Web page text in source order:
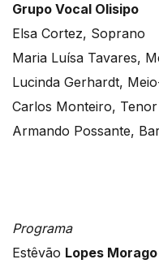
Grupo Vocal Olisipo
Elsa Cortez, Soprano
Maria Luísa Tavares,
Lucinda Gerhardt,
Carlos Monteiro, Tenor
Armando Possante,
Programa
Estêvão Lopes Morago